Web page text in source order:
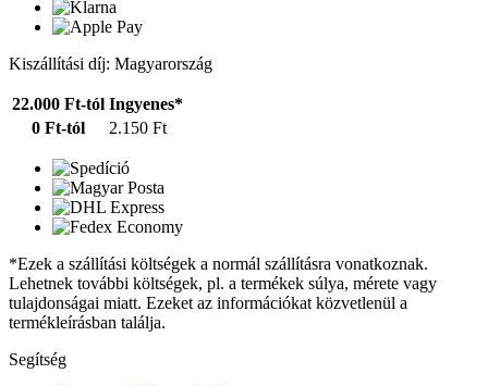
Kiszállítási díj: Magyarország
22.000 Ft-tól Ingyenes*
0 Ft-tól
2.150 Ft
*Ezek a szállítási költségek a normál szállításra vonatkoznak.
Lehetnek további költségek, pl. a termékek súlya, mérete vagy
tulajdonságai miatt. Ezeket az információkat közvetlenül a
termékleírásban találja.
Segítség